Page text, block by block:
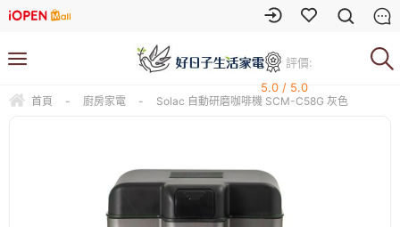
評價:
5.0 / 5.0
首頁 - 廚房家電 - Solac 自動研磨咖啡機 SCM-C58G 灰色